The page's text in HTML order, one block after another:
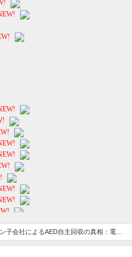
子会社によるAED自主回収の真相：電気